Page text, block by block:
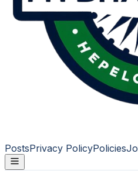
PostsPrivacy PolicyPolicies